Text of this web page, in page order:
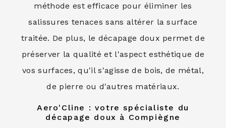
méthode est efficace pour éliminer les
salissures tenaces sans altérer la surface
traitée. De plus, le décapage doux permet de
préserver la qualité et l'aspect esthétique de
vos surfaces, qu'il s'agisse de bois, de métal,
de pierre ou d'autres matériaux.
Aero'Cline : votre spécialiste du
décapage doux à Compiègne